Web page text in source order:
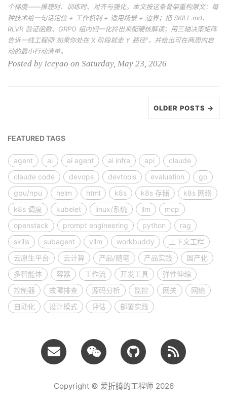
个梯度——推理时、训练时、对齐与强化。本文按这条骨架重构原文：每
种技术给一句话定位 + 工作机制 + 适用场景 + 边界；把 SKILL.md、
RLVR 验证函数、GRPO 组内归一化拎出来配硬核解读；用三轴决策矩阵
告诉一线工程师"如果你处在 X 阶段就走 Y 路径"，并给出可在两周内启
动的最小行动清单。
Posted by iceyao on Saturday, May 23, 2026
OLDER POSTS →
FEATURED TAGS
agent ai ai agent ai infra api
claude
claude code
devops devtools evaluation
go
gpu/npu
helm html k8s k8s 存储
k8s 网络
k8s 调度
kubelet linux/系统 llm
mcp
openstack
prompt engineering python
rag
skills
subagent vllm workbuddy
上下文工程
云原生平台
云计算 产品/随笔 产品实践
国产化
多智能体
容器 工作流 开发工具
弹性伸缩
控制器
故障排查 源码分析 监控 网关
网络
自动化
设计模式 评估 部署实践
Copyright © 爱折腾的工程师 2026